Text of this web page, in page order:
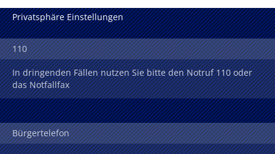
Privatsphäre Einstellungen
110
In dringenden Fällen nutzen Sie bitte den Notruf 110 oder
das Notfallfax
Bürgertelefon